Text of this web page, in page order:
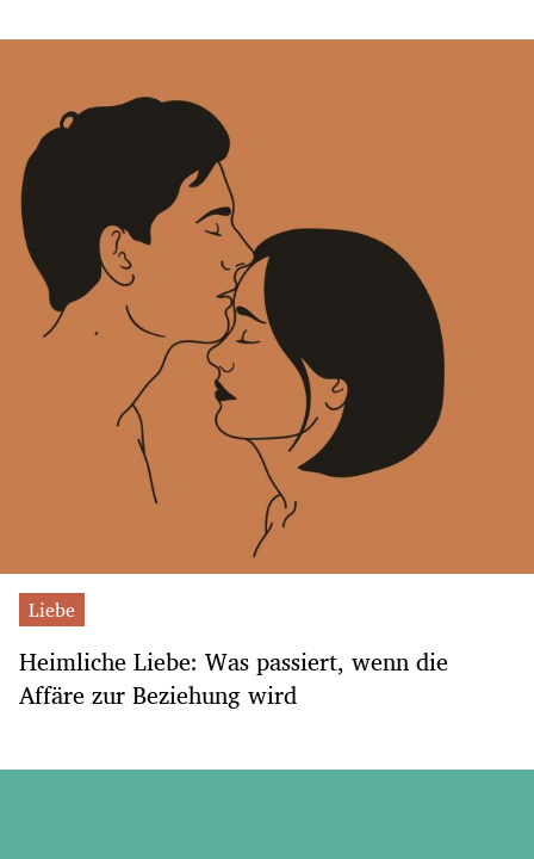
Liebe
Heimliche Liebe: Was passiert, wenn die
Affäre zur Beziehung wird